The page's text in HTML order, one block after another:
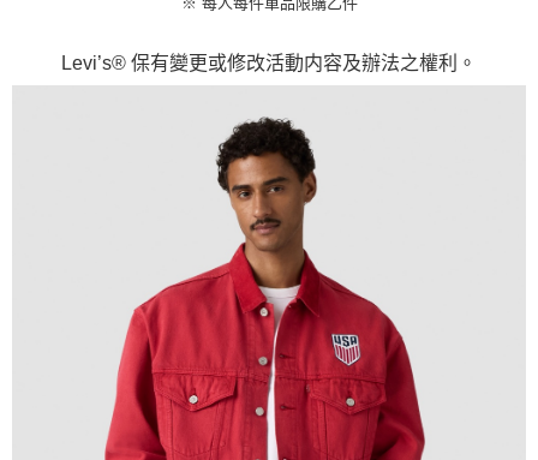
Levi’s® 保有變更或修改活動内容及辦法之權利。